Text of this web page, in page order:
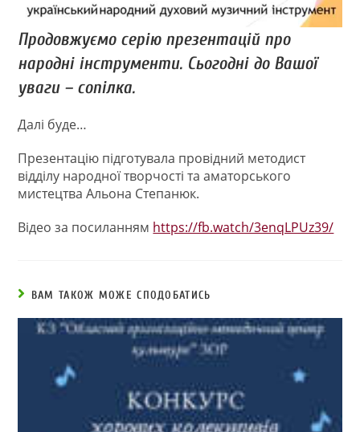
Продовжуємо серію презентацій про
народні інструменти. Сьогодні до Вашої
уваги – сопілка.
Далі буде…
Презентацію підготувала провідний методист
відділу народної творчості та аматорського
мистецтва Альона Степанюк.
Відео за посиланням https://fb.watch/3enqLPUz39/
ВАМ ТАКОЖ МОЖЕ СПОДОБАТИСЬ